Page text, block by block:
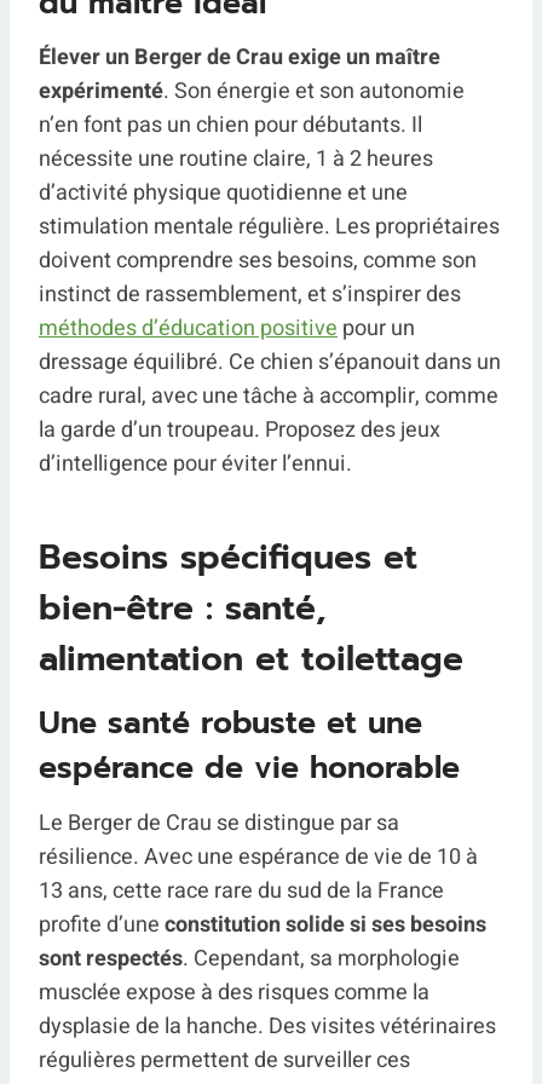
Élever un Berger de Crau exige un maître
expérimenté. Son énergie et son autonomie
n’en font pas un chien pour débutants. Il
nécessite une routine claire, 1 à 2 heures
d’activité physique quotidienne et une
stimulation mentale régulière. Les propriétaires
doivent comprendre ses besoins, comme son
instinct de rassemblement, et s’inspirer des
méthodes d’éducation positivepour un
dressage équilibré. Ce chien s’épanouit dans un
cadre rural, avec une tâche à accomplir, comme
la garde d’un troupeau. Proposez des jeux
d’intelligence pour éviter l’ennui.
Besoins spécifiques et
bien-être : santé,
alimentation et toilettage
Une santé robuste et une
espérance de vie honorable
Le Berger de Crau se distingue par sa
résilience. Avec une espérance de vie de 10 à
13 ans, cette race rare du sud de la France
profite d’uneconstitution solide si ses besoins
sont respectés. Cependant, sa morphologie
musclée expose à des risques comme la
dysplasie de la hanche. Des visites vétérinaires
régulières permettent de surveiller ces